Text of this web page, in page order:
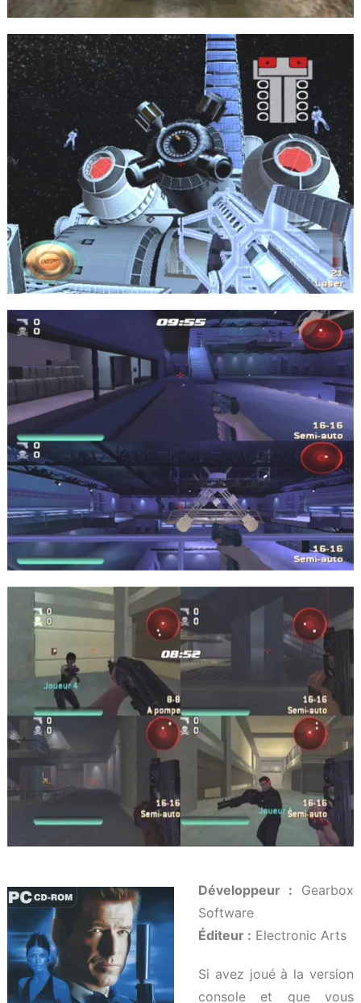
Développeur : Gearbox
Software
Éditeur : Electronic Arts
Si avez joué à la version
console et que vous